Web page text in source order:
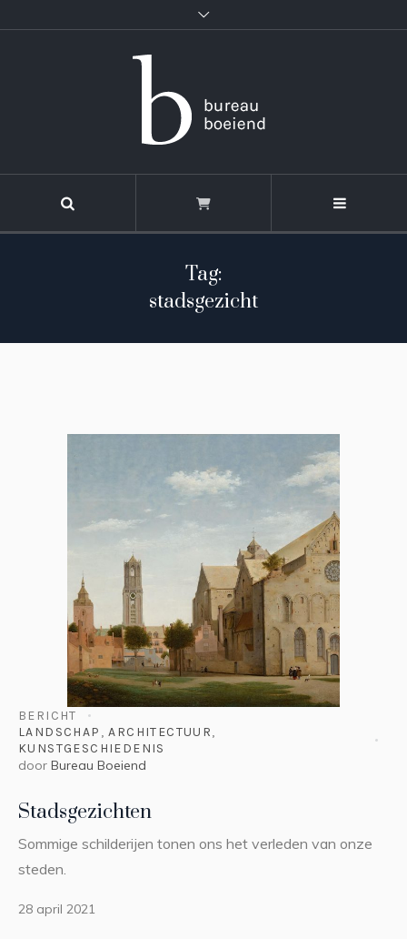
Tag:
stadsgezicht
BERICHT
LANDSCHAP ,ARCHITECTUUR,
KUNSTGESCHIEDENIS
door Bureau Boeiend
Stadsgezichten
Sommige schilderijen tonen ons het verleden van onze
steden.
28 april 2021